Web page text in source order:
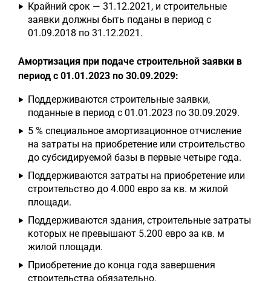
Крайний срок — 31.12.2021, и строительные
заявки должны быть поданы в период с
01.09.2018 по 31.12.2021.
Амортизация при подаче строительной заявки в
период с 01.01.2023 по 30.09.2029:
Поддерживаются строительные заявки,
поданные в период с 01.01.2023 по 30.09.2029.
5 % специальное амортизационное отчисление
на затраты на приобретение или строительство
до субсидируемой базы в первые четыре года.
Поддерживаются затраты на приобретение или
строительство до 4.000 евро за кв. м жилой
площади.
Поддерживаются здания, строительные затраты
которых не превышают 5.200 евро за кв. м
жилой площади.
Приобретение до конца года завершения
строительства обязательно.